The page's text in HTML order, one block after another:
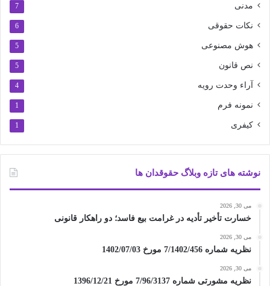
مدنی 7
نکات حقوقی 6
هوش مصنوعی 5
نص قانون 5
آراء وحدت رویه 4
نمونه فرم 1
کیفری 1
نوشته های تازه وبلاگ حقوقدان ها
می 30, 2026
خسارت تأخیر تأدیه در غرامت بیع فاسد؛ دو راهکار قانونی
می 30, 2026
نظریه شماره 7/1402/456 مورخ 1402/07/03
می 30, 2026
نظریه مشورتی شماره 7/96/3137 مورخ 1396/12/21